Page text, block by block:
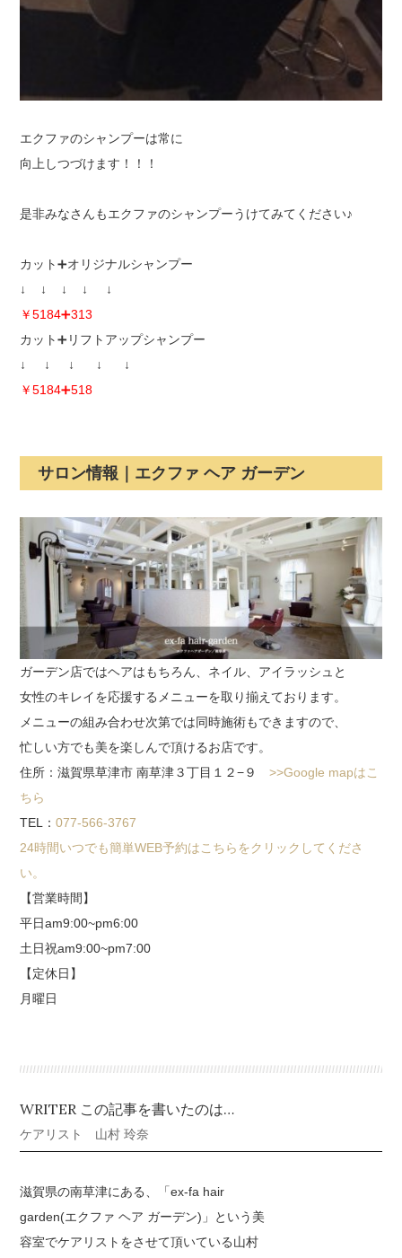
エクファのシャンプーは常に
向上しつづけます！！！
是非みなさんもエクファのシャンプーうけてみてください♪
カット➕オリジナルシャンプー
↓ ↓ ↓ ↓ ↓
￥5184➕313
カット➕リフトアップシャンプー
↓ ↓ ↓ ↓ ↓
￥5184➕518
サロン情報｜エクファ ヘア ガーデン
ガーデン店ではヘアはもちろん、ネイル、アイラッシュと
女性のキレイを応援するメニューを取り揃えております。
メニューの組み合わせ次第では同時施術もできますので、
忙しい方でも美を楽しんで頂けるお店です。
住所：滋賀県草津市 南草津３丁目１２−９>>Google mapはこ
ちら
TEL：077-566-3767
24時間いつでも簡単WEB予約はこちらをクリックしてくださ
い。
【営業時間】
平日am9:00~pm6:00
土日祝am9:00~pm7:00
【定休日】
月曜日
WRITER この記事を書いたのは…
ケアリスト 山村 玲奈
滋賀県の南草津にある、「ex-fa hair
garden(エクファ ヘア ガーデン)」という美
容室でケアリストをさせて頂いている山村